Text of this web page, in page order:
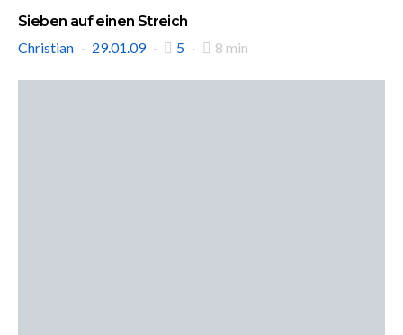
Sieben auf einen Streich
Christian
29.01.09 5 8 min